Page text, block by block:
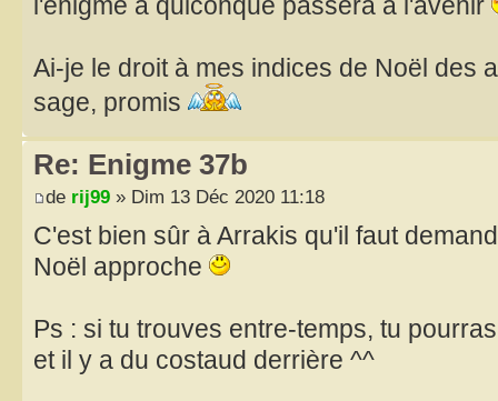
Ai-je le droit à mes indices de Noël des
sage, promis
Re: Enigme 37b
de rij99 » Dim 13 Déc 2020 11:18
C'est bien sûr à Arrakis qu'il faut
Noël approche
Ps : si tu trouves entre-temps, tu
et il y a du costaud derrière ^^